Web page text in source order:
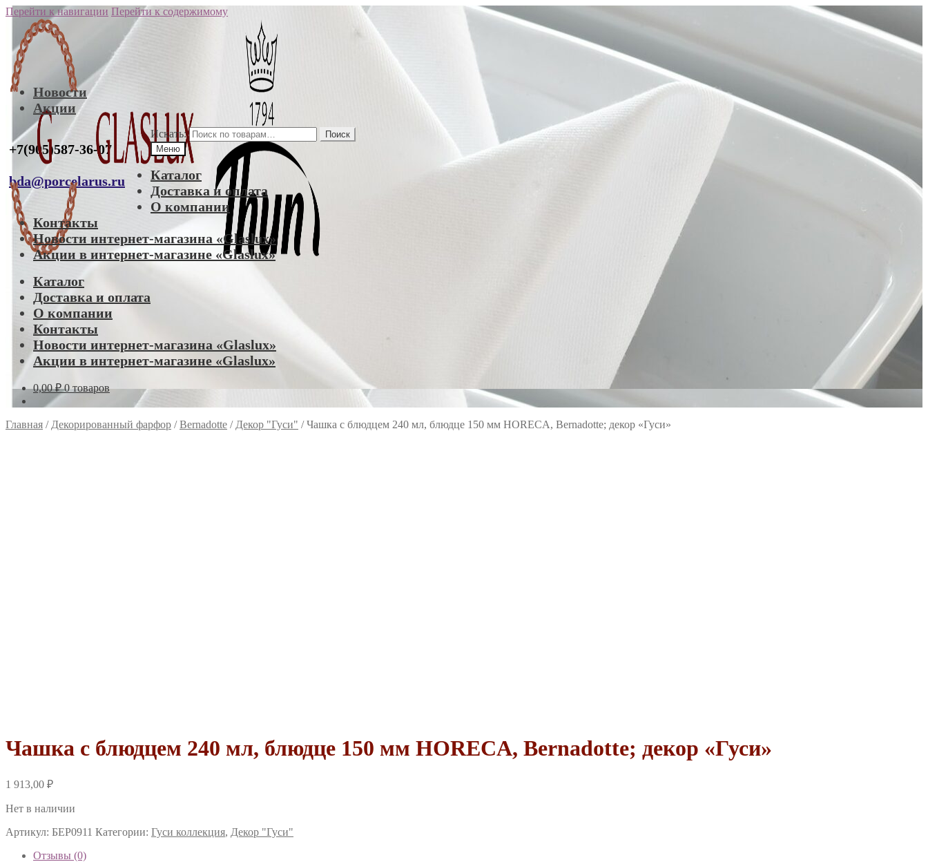
Перейти к навигации Перейти к содержимому
Новости
Акции
+7(905)587-36-07
bda@porcelarus.ru
Искать:
Поиск
Меню
Каталог
Доставка и оплата
О компании
Контакты
Новости интернет-магазина «Glaslux»
Акции в интернет-магазине «Glaslux»
Каталог
Доставка и оплата
О компании
Контакты
Новости интернет-магазина «Glaslux»
Акции в интернет-магазине «Glaslux»
0,00₽ 0 товаров
Главная / Декорированный фарфор /Bernadotte / Декор "Гуси" /Чашка с блюдцем 240 мл, блюдце 150 мм HORECA, Bernadotte; декор «Гуси»
Чашка с блюдцем 240 мл, блюдце 150 мм HORECA, Bernadotte; декор «Гуси»
1 913,00 ₽
Нет в наличии
Артикул: БЕР0911 Категории: Гуси коллекция, Декор "Гуси"
Отзывы (0)